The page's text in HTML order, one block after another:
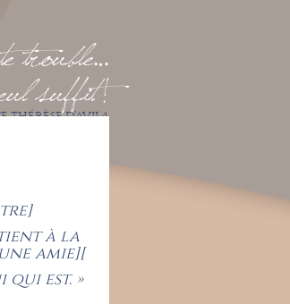
trouble…
suffit !
THÉRÈSE D’AVILA
à la
amie][
qui est. »